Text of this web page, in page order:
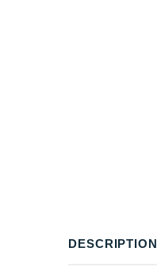
DESCRIPTION